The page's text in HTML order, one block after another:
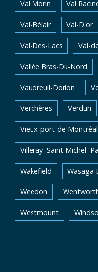
Val Morin Val
Val-Bélair Val-D'or
Val-Des-Lacs Val-
Vallée Bras-Du-Nord
Vaudreuil-Dorion
Verchères Verdun
Vieux-port-de-Montréal
Villeray–Saint-
Wakefield Wasaga
Weedon
Westmount